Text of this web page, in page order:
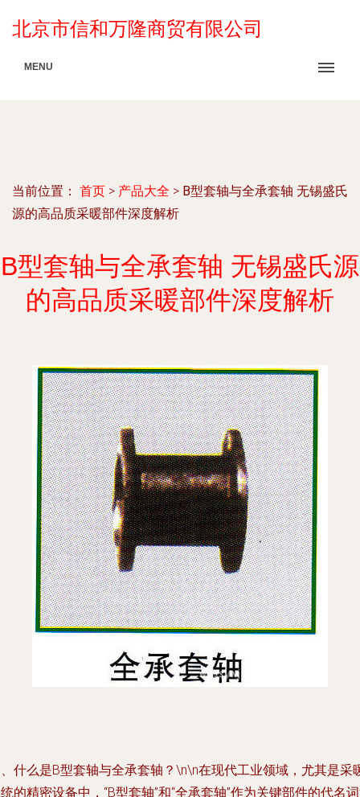
北京市信和万隆商贸有限公司
MENU
当前位置： 首页 > 产品大全 > B型套轴与全承套轴 无锡盛氏
源的高品质采暖部件深度解析
B型套轴与全承套轴 无锡盛氏源
的高品质采暖部件深度解析
什么是B型套轴与全承套轴？\n\n在现代工业领域，尤其是采
的精密设备中，“B型套轴”和“全承套轴”作为关键部件的代名